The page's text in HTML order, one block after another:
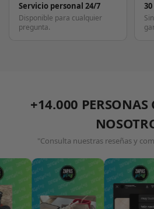
Servicio personal 24/7
Disponible para cualquier
pregunta.
+14.000
"Consulta nuestras reseñas y